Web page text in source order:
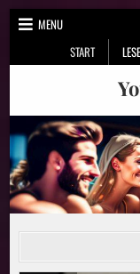
Skip
MENU
START